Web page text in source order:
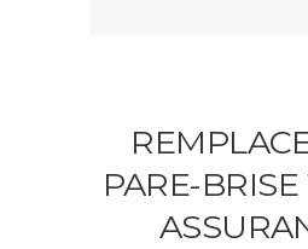
PARE-